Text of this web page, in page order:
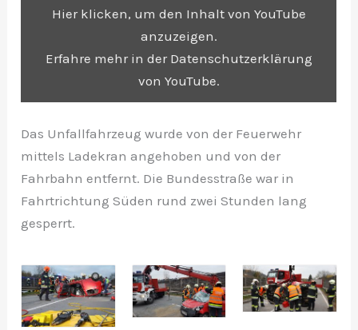
in Thalheim bei Wels“ von YouTube anzeigen
Hier klicken, um den Inhalt von YouTube
anzuzeigen.
Erfahre mehr in der Datenschutzerklärung
von YouTube.
Inhalt von YouTube immer anzeigen
Thalheim bei Wels“ direkt öffnen
Das Unfallfahrzeug wurde von der Feuerwehr
mittels Ladekran angehoben und von der
Fahrbahn entfernt. Die Bundesstraße war in
Fahrtrichtung Süden rund zwei Stunden lang
gesperrt.